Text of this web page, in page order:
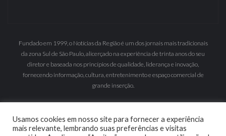
Fundado em 1999, o Notícias da Região é um dos jornais mais tradicionais
da zona Sul de São Paulo, alicerçado na experiência de trinta anos do seu
diretor e baseada nos princípios de qualidade, liderança e inovação,
fornecendo informação, cultura, entretenimento e espaço comercial de
grande inserção.
Usamos cookies em nosso site para fornecer a experiência
mais relevante, lembrando suas preferências e visitas